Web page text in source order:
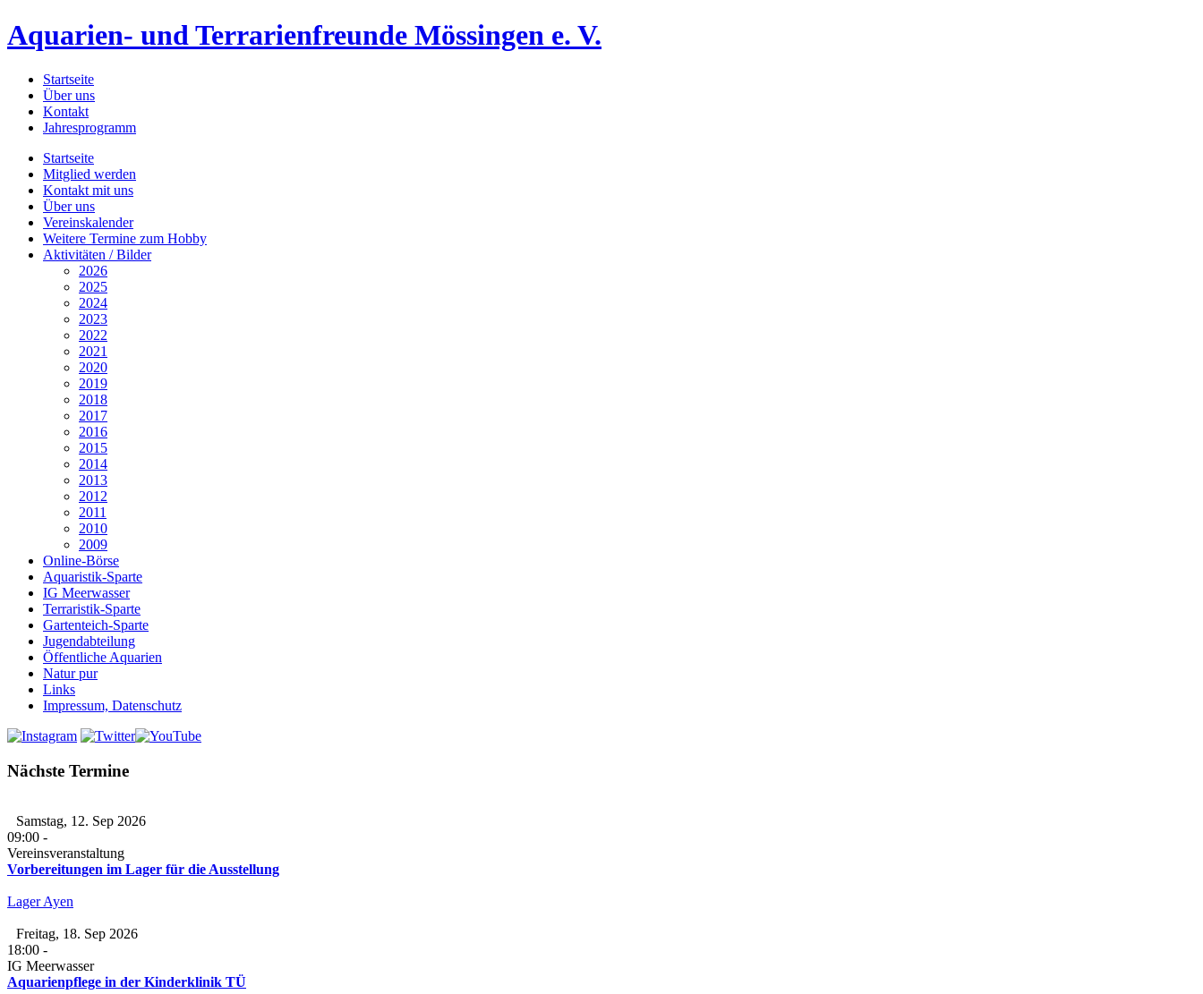
Aquarien- und Terrarienfreunde Mössingen e. V.
Startseite
Über uns
Kontakt
Jahresprogramm
Startseite
Mitglied werden
Kontakt mit uns
Über uns
Vereinskalender
Weitere Termine zum Hobby
Aktivitäten / Bilder
2026
2025
2024
2023
2022
2021
2020
2019
2018
2017
2016
2015
2014
2013
2012
2011
2010
2009
Online-Börse
Aquaristik-Sparte
IG Meerwasser
Terraristik-Sparte
Gartenteich-Sparte
Jugendabteilung
Öffentliche Aquarien
Natur pur
Links
Impressum, Datenschutz
Nächste Termine
Samstag, 12. Sep 2026
09:00 -
Vereinsveranstaltung
Vorbereitungen im Lager für die Ausstellung
Lager Ayen
Freitag, 18. Sep 2026
18:00 -
IG Meerwasser
Aquarienpflege in der Kinderklinik TÜ